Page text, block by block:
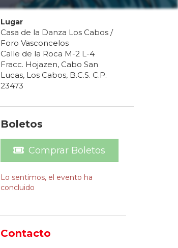
Lugar
Casa de la Danza Los Cabos /
Foro Vasconcelos
Calle de la Roca M-2 L-4
Fracc. Hojazen, Cabo San
Lucas, Los Cabos, B.C.S. C.P.
23473
Boletos
Comprar Boletos
Lo sentimos, el evento ha
concluido
Contacto